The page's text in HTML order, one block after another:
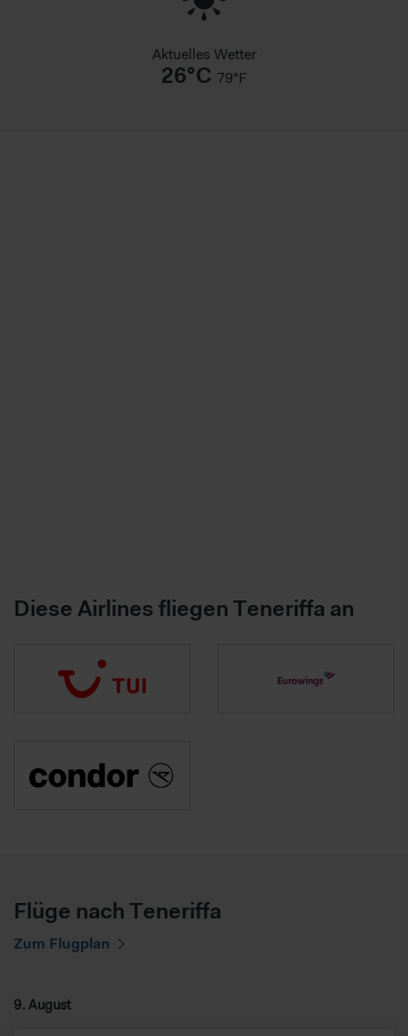
Aktuelles Wetter
26°C 79°F
Diese Airlines fliegen Teneriffa an
Flüge nach Teneriffa
Zum Flugplan
9. August